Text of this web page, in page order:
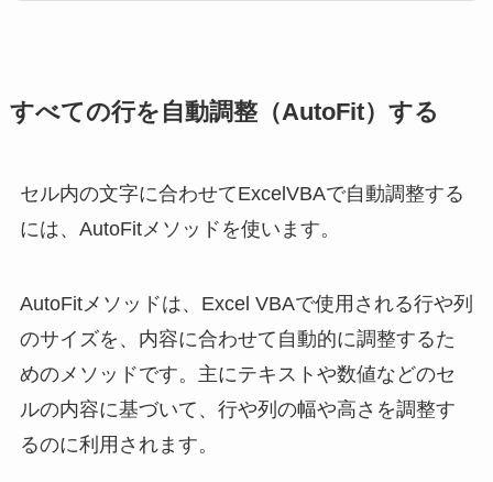
すべての行を自動調整（AutoFit）する
セル内の文字に合わせてExcelVBAで自動調整する
には、AutoFitメソッドを使います。
AutoFitメソッドは、Excel VBAで使用される行や列
のサイズを、内容に合わせて自動的に調整するた
めのメソッドです。主にテキストや数値などのセ
ルの内容に基づいて、行や列の幅や高さを調整す
るのに利用されます。